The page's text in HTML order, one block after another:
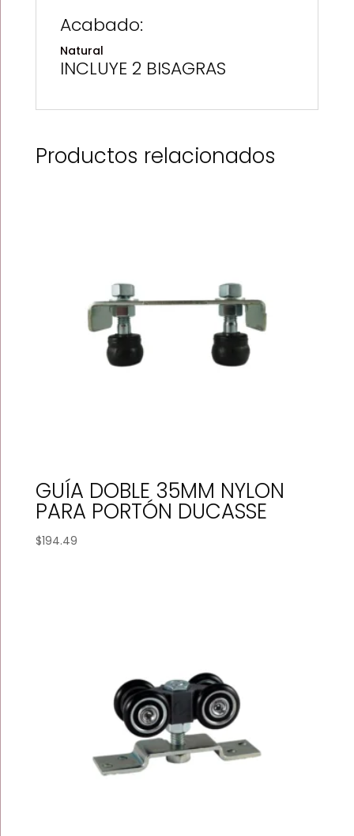
Acabado:
Natural
INCLUYE 2 BISAGRAS
Productos relacionados
GUÍA DOBLE 35MM NYLON
PARA PORTÓN DUCASSE
$194.49